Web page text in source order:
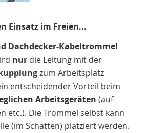
Einsatz im Freien...
Dachdecker-Kabeltrommel
nur die Leitung mit der
zum Arbeitsplatz
entscheidender Vorteil beim
Arbeitsgeräten (auf
etc.). Die Trommel selbst kann
(im Schatten) platziert werden.